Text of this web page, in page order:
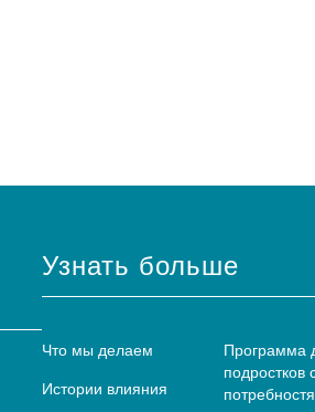
Узнать больше
Что мы делаем
Истории влияния
Программа
подростков